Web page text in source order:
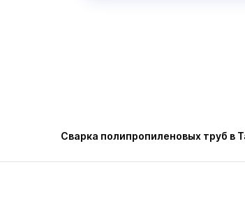
Сварка полипропиленовых труб в